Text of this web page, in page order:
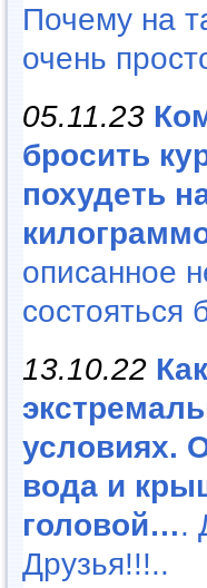
Почему на
очень
05.11.23
бросить
похудеть
описанное
состояться
13.10.22
условиях.
вода и
головой….
Друзья!!!..